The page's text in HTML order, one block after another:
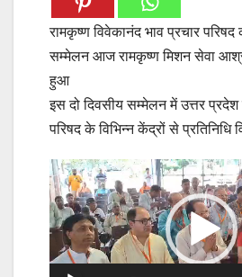
रामकृष्ण विवेकानंद भाव प्रचार परिषद
सम्मेलन आज रामकृष्ण मिशन सेवा
हुआ
इस दो दिवसीय सम्मेलन में उत्तर
परिषद के विभिन्न केंद्रों से प्रतिनिधि
Video
Player